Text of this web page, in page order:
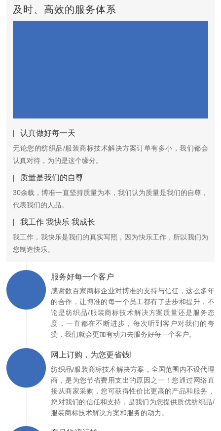
及时、高效的服务体系
认真做好每一天
无论您的纺织品/服装商标技术解决方案订单有多小，我们都会
认真对待，为的是这个缘分。
质量是我们的自尊
30余载，博准一直坚持质量为本，我们认为质量是我们的自尊，
代表我们的人品。
我工作 我快乐 我成长
我工作，我快乐是我们的真实写照，因为快乐工作，所以我们为
您制造快乐。
服务好每一个客户
感谢数百家商标企业对博准的支持与信任，这么多年
的合作，让博准的每一个员工都有了进步和提升，不
论是纺织品/服装商标技术解决方案质量还是服务态
度，一直都在不断进步，每次听到客户对我们的夸
赞，我们就会更加有动力去服务好每一个客户。
网上订购，为您更省钱!
纺织品/服装商标技术解决方案，全国范围内不设代理
商，是为您节省费用支出的原因之一！您通过网络直
接从商家采购，您可获得性价比更高的产品和服务，
您对我们的信任和支持，是我们为您提供质优纺织品/
服装商标技术解决方案和服务的动力。